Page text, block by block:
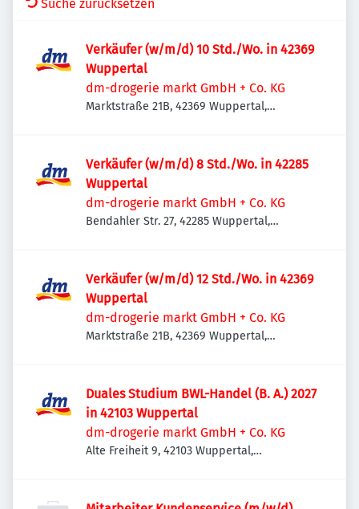
Suche zurücksetzen
Verkäufer (w/m/d) 10 Std./Wo. in 42369
Wuppertal
dm-drogerie markt GmbH + Co. KG
Marktstraße 21B, 42369 Wuppertal,
Verkäufer (w/m/d) 8 Std./Wo. in 42285
Wuppertal
dm-drogerie markt GmbH + Co. KG
Bendahler Str. 27, 42285 Wuppertal,
Verkäufer (w/m/d) 12 Std./Wo. in 42369
Wuppertal
dm-drogerie markt GmbH + Co. KG
Marktstraße 21B, 42369 Wuppertal,
Duales Studium BWL-Handel (B. A.) 2027
in 42103 Wuppertal
dm-drogerie markt GmbH + Co. KG
Alte Freiheit 9, 42103 Wuppertal,